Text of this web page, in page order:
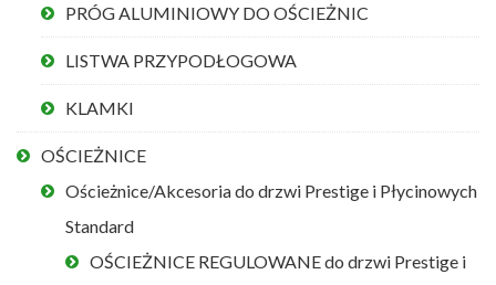
PRÓG ALUMINIOWY DO OŚCIEŻNIC
LISTWA PRZYPODŁOGOWA
KLAMKI
OŚCIEŻNICE
Ościeżnice/Akcesoria do drzwi Prestige i Płycinowych
Standard
OŚCIEŻNICE REGULOWANE do drzwi Prestige i